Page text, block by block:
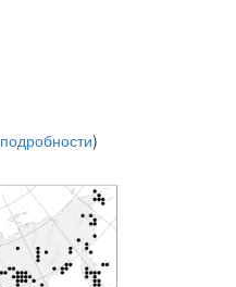
подробности)